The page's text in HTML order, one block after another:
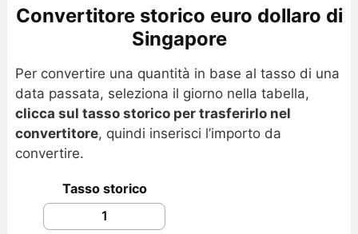
Convertitore storico euro dollaro di
Singapore
Per convertire una quantità in base al tasso di una
data passata, seleziona il giorno nella tabella,
clicca sul tasso storico per trasferirlo nel
convertitore, quindi inserisci l’importo da
convertire.
Tasso storico